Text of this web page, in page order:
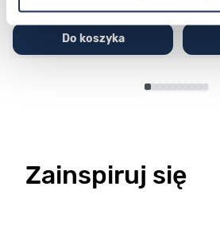
Do koszyka
Zainspiruj się